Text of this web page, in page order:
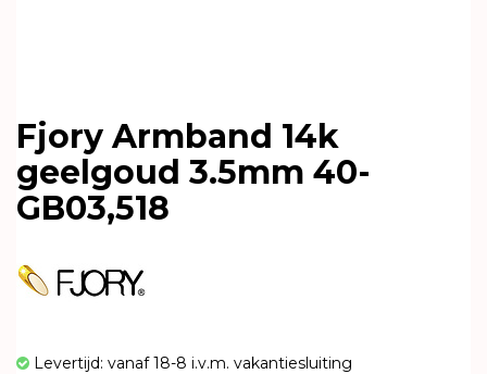
Fjory Armband 14k
geelgoud 3.5mm 40-
GB03,518
Levertijd: vanaf 18-8 i.v.m. vakantiesluiting